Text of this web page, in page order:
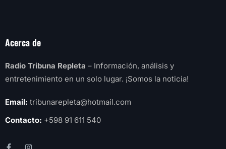
Acerca de
Radio Tribuna Repleta – Información, análisis y
entretenimiento en un solo lugar. ¡Somos la noticia!
Email: tribunarepleta@hotmail.com
Contacto: +598 91 611 540